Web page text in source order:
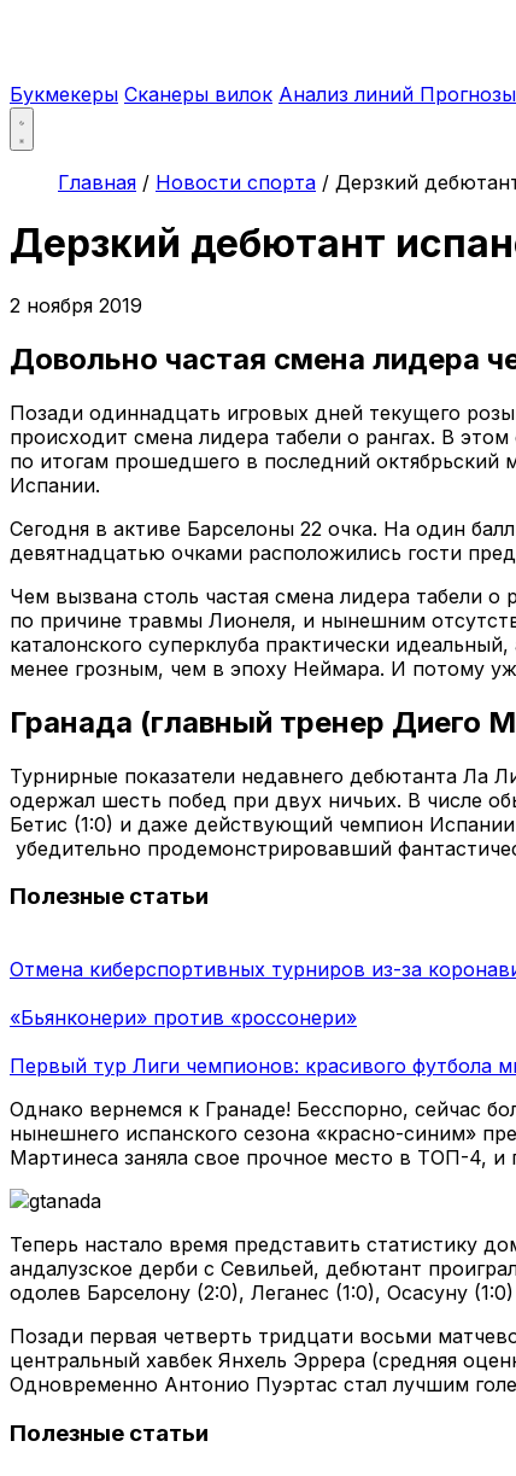
Букмекеры Сканеры вилок Анализ линий Прогнозы
Главная / Новости спорта / Дерзкий
Дерзкий дебютант
2 ноября 2019
Довольно частая смена лидера
Позади одиннадцать игровых дней текущего
происходит смена лидера табели о рангах. В
по итогам прошедшего в последний
Испании.
Сегодня в активе Барселоны 22 очка. На один
девятнадцатью очками расположились гости
Чем вызвана столь частая смена лидера табели о
по причине травмы Лионеля, и нынешним
каталонского суперклуба практически
менее грозным, чем в эпоху Неймара. И потому
Гранада (главный тренер Диего
Турнирные показатели недавнего дебютанта Ла
одержал шесть побед при двух ничьих. В числе
Бетис (1:0) и даже действующий чемпион
убедительно продемонстрировавший
Полезные статьи
Отмена киберспортивных турниров из-за
«Бьянконери» против «россонери»
Первый тур Лиги чемпионов: красивого футбола
Однако вернемся к Гранаде! Бесспорно, сейчас
нынешнего испанского сезона «красно-синим»
Мартинеса заняла свое прочное место в ТОП-4,
Теперь настало время представить статистику
андалузское дерби с Севильей, дебютант
одолев Барселону (2:0), Леганес (1:0), Осасуну
Позади первая четверть тридцати восьми
центральный хавбек Янхель Эррера (средняя
Одновременно Антонио Пуэртас стал лучшим
Полезные статьи